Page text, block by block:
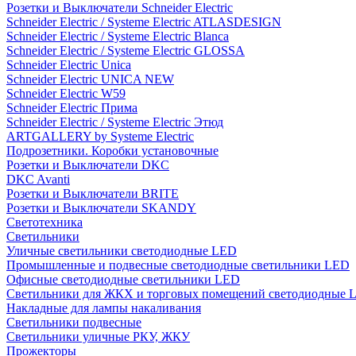
Розетки и Выключатели Schneider Electric
Schneider Electric / Systeme Electric ATLASDESIGN
Schneider Electric / Systeme Electric Blanca
Schneider Electric / Systeme Electric GLOSSA
Schneider Electric Unica
Schneider Electric UNICA NEW
Schneider Electric W59
Schneider Electric Прима
Schneider Electric / Systeme Electric Этюд
ARTGALLERY by Systeme Electric
Подрозетники. Коробки установочные
Розетки и Выключатели DKC
DKC Avanti
Розетки и Выключатели BRITE
Розетки и Выключатели SKANDY
Светотехника
Светильники
Уличные светильники светодиодные LED
Промышленные и подвесные светодиодные светильники LED
Офисные светодиодные светильники LED
Светильники для ЖКХ и торговых помещений светодиодные
Накладные для лампы накаливания
Светильники подвесные
Светильники уличные РКУ, ЖКУ
Прожекторы